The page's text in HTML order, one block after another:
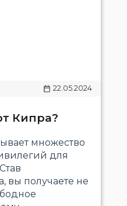
22.05.2024
Кипра?
множество
для
вы получаете не